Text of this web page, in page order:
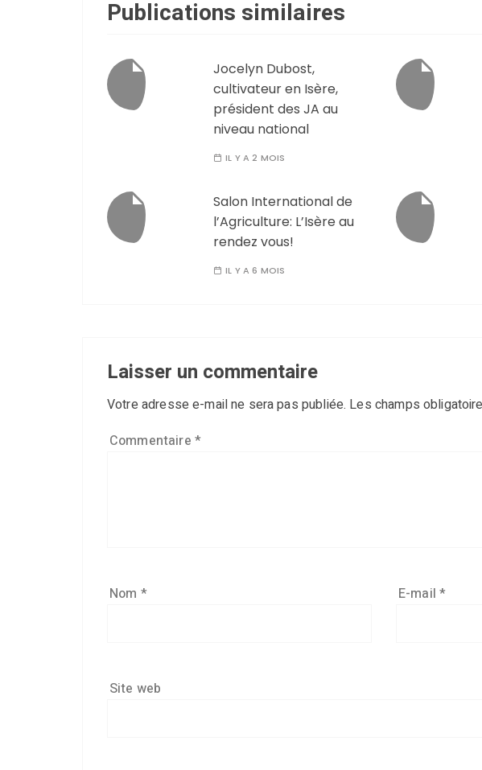
Publications similaires
Jocelyn Dubost,
cultivateur en Isère,
président des JA au
niveau national
IL Y A 2 MOIS
Salon International de
l’Agriculture: L’Isère au
rendez vous!
IL Y A 6 MOIS
Laisser un commentaire
Votre adresse e-mail ne sera pas publiée. Les champs
Commentaire *
Nom * E-mail*
Site web